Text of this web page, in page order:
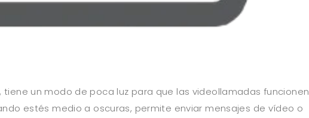
tiene un modo de poca luz para que las videollamadas funcionen
estés medio a oscuras, permite enviar mensajes de vídeo o